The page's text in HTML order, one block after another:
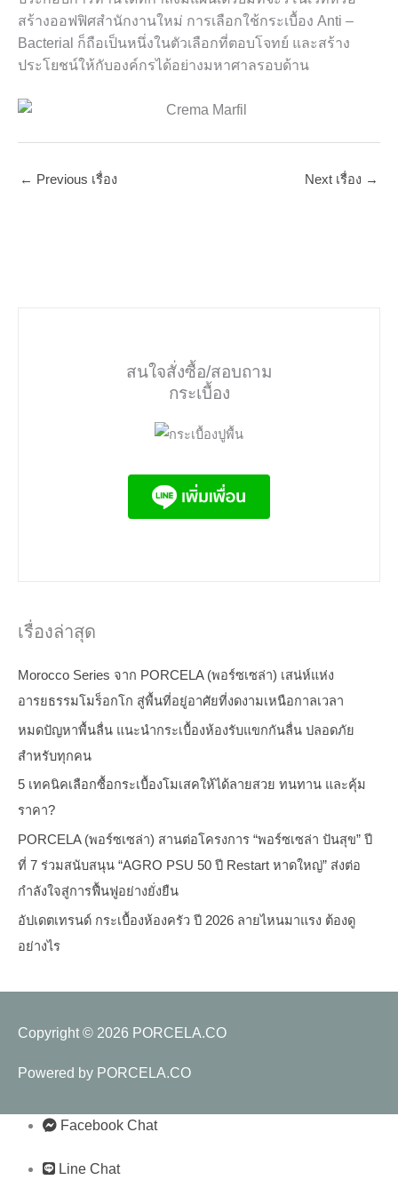
สร้างออฟฟิศสำนักงานใหม่ การเลือกใช้กระเบื้อง Anti –
Bacterial ก็ถือเป็นหนึ่งในตัวเลือกที่ตอบโจทย์ และสร้าง
ประโยชน์ให้กับองค์กรได้อย่างมหาศาลรอบด้าน
← Previous เรื่อง Next เรื่อง →
สนใจสั่งซื้อ/สอบถาม
กระเบื้อง
เรื่องล่าสุด
Morocco Series จาก PORCELA (พอร์ซเซล่า) เสน่ห์แห่ง
อารยธรรมโมร็อกโก สู่พื้นที่อยู่อาศัยที่งดงามเหนือกาลเวลา
หมดปัญหาพื้นลื่น แนะนำกระเบื้องห้องรับแขกกันลื่น ปลอดภัย
สำหรับทุกคน
5 เทคนิคเลือกซื้อกระเบื้องโมเสคให้ได้ลายสวย ทนทาน และคุ้ม
ราคา?
PORCELA (พอร์ซเซล่า) สานต่อโครงการ “พอร์ซเซล่า ปันสุข” ปี
ที่ 7 ร่วมสนับสนุน “AGRO PSU 50 ปี Restart หาดใหญ่” ส่งต่อ
กำลังใจสู่การฟื้นฟูอย่างยั่งยืน
อัปเดตเทรนด์ กระเบื้องห้องครัว ปี 2026 ลายไหนมาแรง ต้องดู
อย่างไร
Copyright © 2026 PORCELA.CO
Powered by PORCELA.CO
Facebook Chat
Line Chat